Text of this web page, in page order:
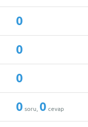
0
0
0
0 soru,0 cevap